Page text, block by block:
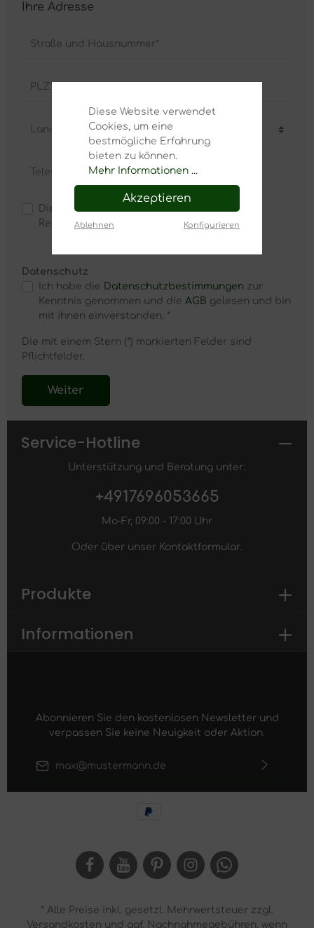
Ihre Adresse
Straße und Hausnummer*
PLZ*
Land*
Telefonnummer
Die Lieferadresse weicht von der
Rechnungsadresse ab.
Datenschutz
Ich habe die Datenschutzbestimmungen zur
Kenntnis genommen und die AGB gelesen und bin
mit ihnen einverstanden. *
Die mit einem Stern (*) markierten Felder sind
Pflichtfelder.
Weiter
Abonnieren Sie den kostenlosen Newsletter und
verpassen Sie keine Neuigkeit oder Aktion.
E-Mail-Adresse*
Service-Hotline
Unterstützung und Beratung unter:
+4917696053665
Mo-Fr, 09:00 - 17:00 Uhr
Oder über unser Kontaktformular.
Produkte
Informationen
* Alle Preise inkl. gesetzl. Mehrwertsteuer zzgl.
Versandkosten und ggf. Nachnahmegebühren, wenn
Diese Website verwendet
Cookies, um eine
bestmögliche Erfahrung
bieten zu können.
Mehr Informationen ...
Akzeptieren
Ablehnen Konfigurieren